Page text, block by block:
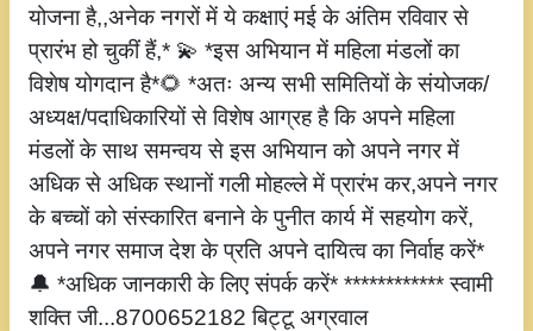
योजना है,,अनेक नगरों में ये कक्षाएं मई के अंतिम रविवार से
प्रारंभ हो चुकीं हैं,* 💫 *इस अभियान में महिला मंडलों का
विशेष योगदान है*🌻 *अतः अन्य सभी समितियों के संयोजक/
अध्यक्ष/पदाधिकारियों से विशेष आग्रह है कि अपने महिला
मंडलों के साथ समन्वय से इस अभियान को अपने नगर में
अधिक से अधिक स्थानों गली मोहल्ले में प्रारंभ कर,अपने नगर
के बच्चों को संस्कारित बनाने के पुनीत कार्य में सहयोग करें,
अपने नगर समाज देश के प्रति अपने दायित्व का निर्वाह करें*
🔔 *अधिक जानकारी के लिए संपर्क करें* ************ स्वामी
शक्ति जी...8700652182 बिट्टू अग्रवाल